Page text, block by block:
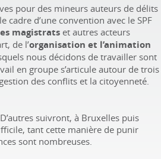
pour des mineurs auteurs de délits
cadre d’une convention avec le SPF
magistrats et autres acteurs
de l’organisation et l’animation
nous décidons de travailler sont
en groupe s’articule autour de trois
des conflits et la citoyenneté.
suivront, à Bruxelles puis
tant cette manière de punir
sont nombreuses.